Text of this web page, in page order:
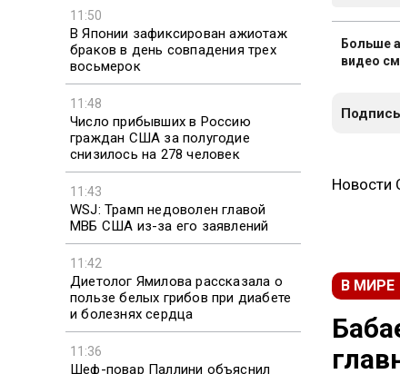
11:50
В Японии зафиксирован ажиотаж
браков в день совпадения трех
восьмерок
11:48
Число прибывших в Россию
граждан США за полугодие
снизилось на 278 человек
11:43
WSJ: Трамп недоволен главой
МВБ США из-за его заявлений
11:42
Диетолог Ямилова рассказала о
пользе белых грибов при диабете
и болезнях сердца
11:36
Шеф-повар Паллини объяснил
Больше
видео
В МИРЕ